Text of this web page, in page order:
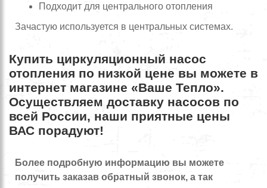
Подходит для центрального отопления
Зачастую используется в центральных системах.
Купить циркуляционный насос
отопления по низкой цене вы можете в
интернет магазине «Ваше Тепло».
Осуществляем доставку насосов по
всей России, наши приятные цены
ВАС порадуют!
Более подробную информацию вы можете
получить заказав обратный звонок, а так